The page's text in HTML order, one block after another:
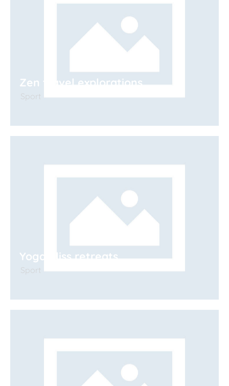
Zen travel explorations
Sport
Yoga bliss retreats
Sport